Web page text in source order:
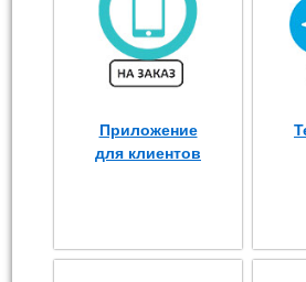
Приложение
для клиентов